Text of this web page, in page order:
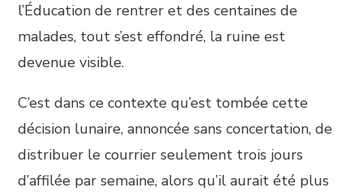
l’Éducation de rentrer et des centaines de
malades, tout s’est effondré, la ruine est
devenue visible.
C’est dans ce contexte qu’est tombée cette
décision lunaire, annoncée sans concertation, de
distribuer le courrier seulement trois jours
d’affilée par semaine, alors qu’il aurait été plus